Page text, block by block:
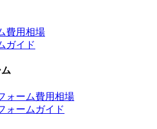
費用相場
ガイド
ォーム費用相場
ォームガイド